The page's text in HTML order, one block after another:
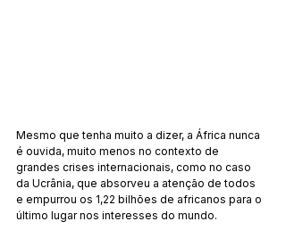
Mesmo que tenha muito a dizer, a África nunca
é ouvida, muito menos no contexto de
grandes crises internacionais, como no caso
da Ucrânia, que absorveu a atenção de todos
e empurrou os 1,22 bilhões de africanos para o
último lugar nos interesses do mundo.